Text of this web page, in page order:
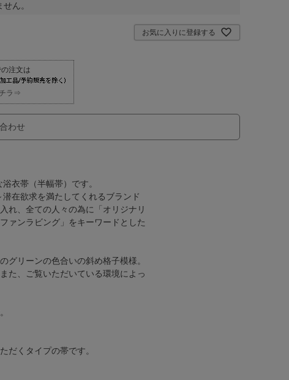
ん。
お気に入りに登録する
ラ⇒
わせ
衣帯（半幅帯）です。
在欲求を満たしてくれるブランド
れ、全ての人々の為に「オリジナリ
ァンラビング」をキーワードとした
グリーンの色合いの斜め格子模様。
た、ご覧いただいている環境によっ
だくタイプの帯です。